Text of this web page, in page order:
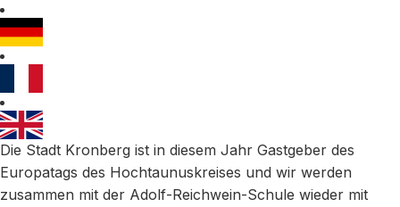
Die Stadt Kronberg ist in diesem Jahr Gastgeber des
Europatags des Hochtaunuskreises und wir werden
zusammen mit der Adolf-Reichwein-Schule wieder mit